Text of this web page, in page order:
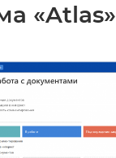
«Atlas»